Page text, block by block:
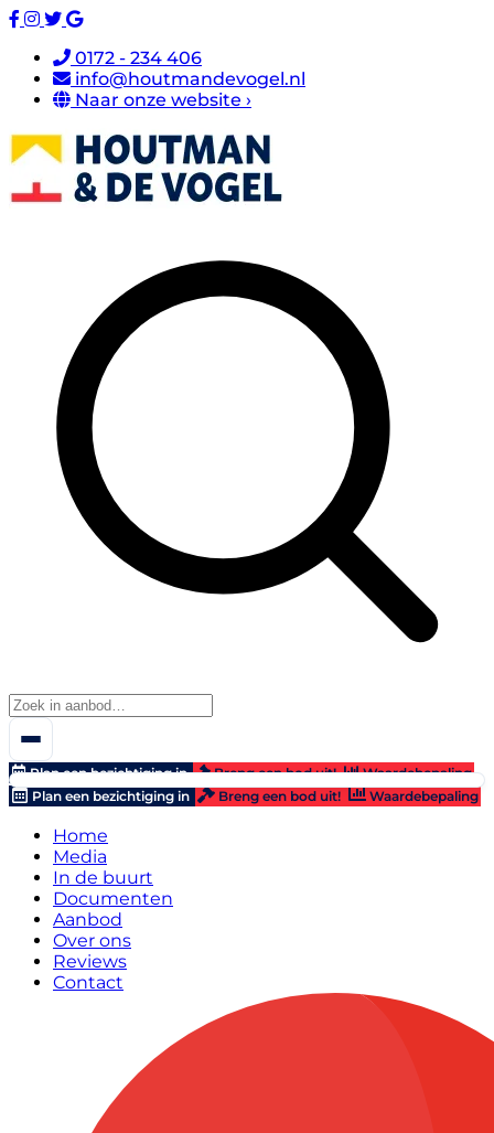
0172 - 234 406
info@houtmandevogel.nl
Naar onze website ›
Plan een bezichtiging in Breng een bod uit!
Waardebepaling
Plan een bezichtiging in
Breng een bod uit! Waardebepaling
Home
Media
In de buurt
Documenten
Aanbod
Over ons
Reviews
Contact